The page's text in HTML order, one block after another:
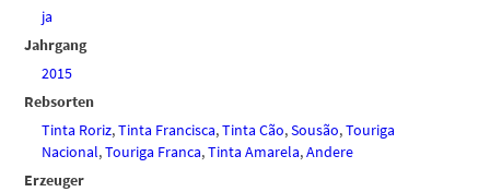
ja
Jahrgang
2015
Rebsorten
Tinta Roriz,Tinta Francisca,Tinta Cão,Sousão,Touriga
Nacional,Touriga Franca,Tinta Amarela,Andere
Erzeuger